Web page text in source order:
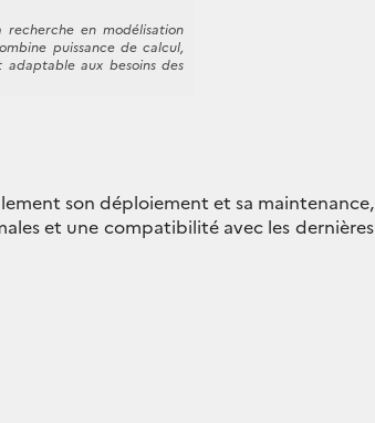
recherche en modélisation
puissance de calcul,
adaptable aux besoins des
son déploiement et sa maintenance,
et une compatibilité avec les dernières